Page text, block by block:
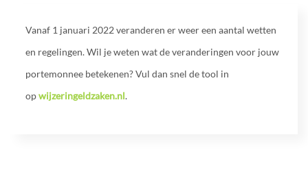
Vanaf 1 januari 2022 veranderen er weer een aantal wetten
en regelingen. Wil je weten wat de veranderingen voor jouw
portemonnee betekenen? Vul dan snel de tool in
opwijzeringeldzaken.nl.